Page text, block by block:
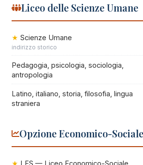
Liceo delle Scienze Umane
Scienze Umane
indirizzo storico
Pedagogia, psicologia, sociologia,
antropologia
Latino, italiano, storia, filosofia, lingua
straniera
Opzione Economico-
LES — Liceo Economico-Sociale